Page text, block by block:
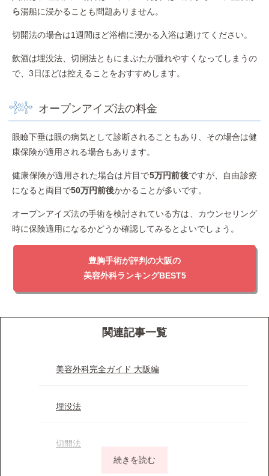
ら湯船に浸かることも問題ありません。
切開法の場合は1週間ほど浴槽に浸かる入浴は避けてください。
飲酒は埋没法、切開法ともにまぶたが腫れやすくなってしまうの
で、3日ほどは控えることをおすすめします。
オープンアイズ法の料金
眼瞼下垂は眼の病気として診断されることもあり、その場合は健
康保険が適用される場合もあります。
健康保険が適用された場合は片目で5万円前後ですが、自由診療
になると両目で50万円前後かかることが多いです。
オープンアイズ法の手術を検討されている方は、カウンセリング
時に保険適用になるかどうか確認してみるとよいでしょう。
豊胸手術が評判の大阪の
美容外科ランキングBEST5
関連記事一覧
美容外科完全ガイド 大阪編
埋没法
切開法